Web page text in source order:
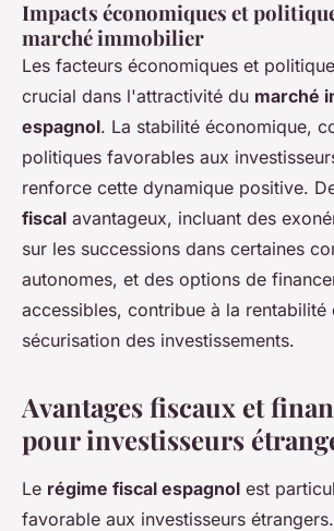
Impacts économiques et
marché immobilier
Les facteurs économiques et
crucial dans l'attractivité du marché
espagnol. La stabilité économique,
politiques favorables aux
renforce cette dynamique positive.
fiscal avantageux, incluant des
sur les successions dans certaines
autonomes, et des options de
accessibles, contribue à la rentabilité
sécurisation des investissements.
Avantages fiscaux et
pour investisseurs
Le régime fiscal espagnol est
favorable aux investisseurs